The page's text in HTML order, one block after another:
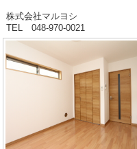
株式会社マルヨシ
TEL 048-970-0021